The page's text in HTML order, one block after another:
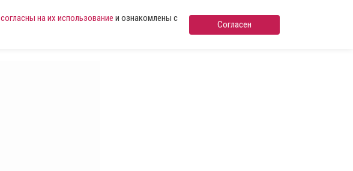
согласны на их использование и ознакомлены с
Согласен